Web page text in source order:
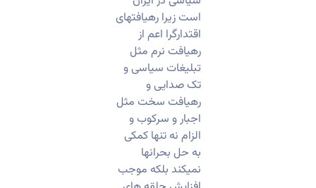
است زیرا رهیافتهای
اقتدارگرا اعم از
رهیافت نرم مثل
تبلیغات سیاسی و
تک صدایی و
رهیافت سخت مثل
اجبار و سرکوب و
الزام نه تنها کمکی
به حل بحرانها
نمیکند بلکه موجب